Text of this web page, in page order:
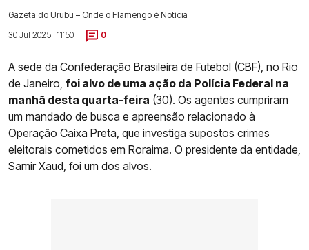
Gazeta do Urubu – Onde o Flamengo é Notícia
30 Jul 2025 | 11:50 |
0
A sede da Confederação Brasileira de Futebol (CBF), no Rio
de Janeiro, foi alvo de uma ação da Polícia Federal na
manhã desta quarta-feira (30). Os agentes cumpriram
um mandado de busca e apreensão relacionado à
Operação Caixa Preta, que investiga supostos crimes
eleitorais cometidos em Roraima. O presidente da entidade,
Samir Xaud, foi um dos alvos.